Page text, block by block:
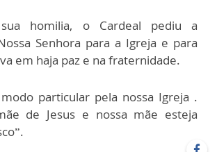
homilia, o Cardeal pediu a
Senhora para a Igreja e para
em haja paz e na fraternidade.
particular pela nossa Igreja .
de Jesus e nossa mãe esteja